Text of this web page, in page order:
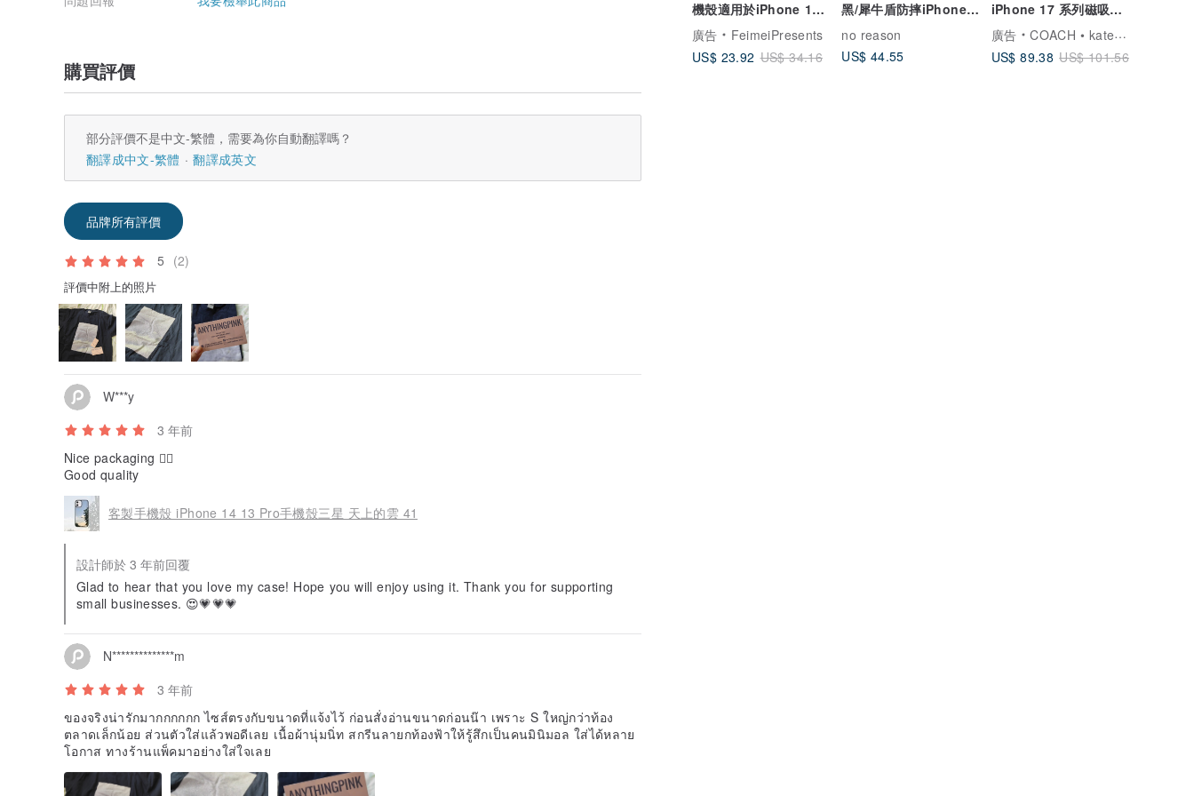
機殼適用於iPhone 16e
Samsung S25 Ultra
廣告
FeimeiPresents
US$ 23.92 US$ 34.16
黑/犀牛盾防摔iPhone手
no reason
US$ 44.55
iPhone 17 系列磁吸防
摔手機殼 子夜黑
廣告
COACH • kate spade 數位精品
US$ 89.38 US$ 101.56
如果您想在手機殼上添加文字或名稱，則必須在訂購過程中將信息包含在消息字段中。 如果您不想
2.選擇需要的字體。
3. 指定所需的字/名稱，每個設計不超過 10 個字符。
設計是一個白色的字母。 但是，根據您選擇的背景，添加一點陰影以使其更加突出。 如上面的例
子，它是明暗圖像之間的比較。
購買評價
部分評價不是中文-繁體，需要為你自動翻譯嗎？
翻譯成中文-繁體
翻譯成英文
品牌所有評價
5 (2)
評價中附上的照片
W***y
3 年前
Nice packaging 👍🏼
Good quality
客製手機殼 iPhone 14 13 Pro手機殼三星 天上的雲 41
設計師於 3 年前回覆
Glad to hear that you love my case! Hope you will enjoy using it. Thank you for supporting
small businesses. 😍💗💗💗
N**************m
3 年前
ของจริงน่ารักมากกกกกก ไซส์ตรงกับขนาดที่แจ้งไว้ ก่อนสั่งอ่านขนาดก่อนน๊า เพราะ S ใหญ่กว่าท้อง
ตลาดเล็กน้อย ส่วนตัวใส่แล้วพอดีเลย เนื้อผ้านุ่มนิ่ท สกรีนลายกท้องฟ้าให้รู้สึกเป็นคนมินิมอล ใส่ได้หลาย
โอกาส ทางร้านแพ็คมาอย่างใส่ใจเลย